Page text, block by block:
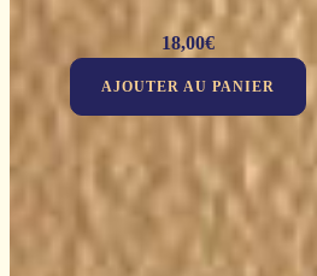
18,00€
AJOUTER AU PANIER